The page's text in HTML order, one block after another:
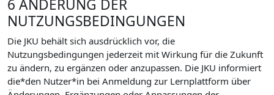
6 ÄNDERUNG DER
NUTZUNGSBEDINGUNGEN
Die JKU behält sich ausdrücklich vor, die
Nutzungsbedingungen jederzeit mit Wirkung für die Zukunft
zu ändern, zu ergänzen oder anzupassen. Die JKU informiert
die*den Nutzer*in bei Anmeldung zur Lernplattform über